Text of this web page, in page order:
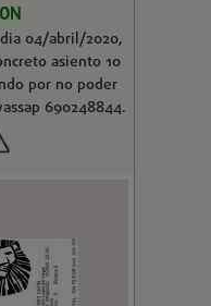
04/abril/2020,
asiento 10
por no poder
690248844.